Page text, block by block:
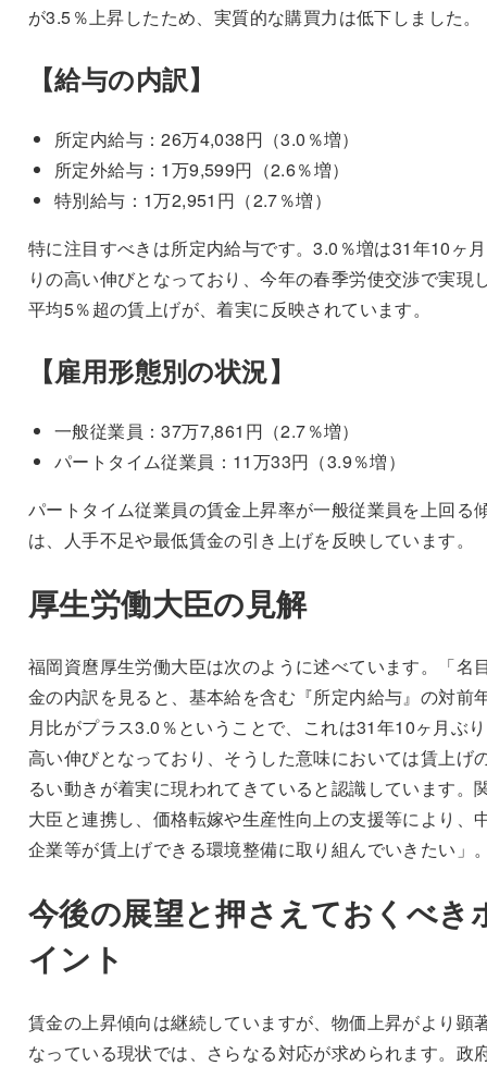
が3.5％上昇したため、実質的な購買力は低下しました。
【給与の内訳】
所定内給与：26万4,038円（3.0％増）
所定外給与：1万9,599円（2.6％増）
特別給与：1万2,951円（2.7％増）
特に注目すべきは所定内給与です。3.0％増は31年10ヶ
りの高い伸びとなっており、今年の春季労使交渉で実現
平均5％超の賃上げが、着実に反映されています。
【雇用形態別の状況】
一般従業員：37万7,861円（2.7％増）
パートタイム従業員：11万33円（3.9％増）
パートタイム従業員の賃金上昇率が一般従業員を上回る
は、人手不足や最低賃金の引き上げを反映しています。
厚生労働大臣の見解
福岡資麿厚生労働大臣は次のように述べています。「名
金の内訳を見ると、基本給を含む『所定内給与』の対前
月比がプラス3.0％ということで、これは31年10ヶ月ぶ
高い伸びとなっており、そうした意味においては賃上げ
るい動きが着実に現われてきていると認識しています。
大臣と連携し、価格転嫁や生産性向上の支援等により、
企業等が賃上げできる環境整備に取り組んでいきたい」
今後の展望と押さえておくべき
イント
賃金の上昇傾向は継続していますが、物価上昇がより顕
なっている現状では、さらなる対応が求められます。政